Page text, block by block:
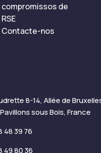
compromissos de
RSE
Contacte-nos
8-14, Allée de
sous Bois, France
48 39 76
49 80 36